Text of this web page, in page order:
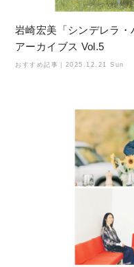
岩崎宏美「シンデレラ
アーカイブス Vol.5
おすすめ記事｜ 2025.12.21 Sun